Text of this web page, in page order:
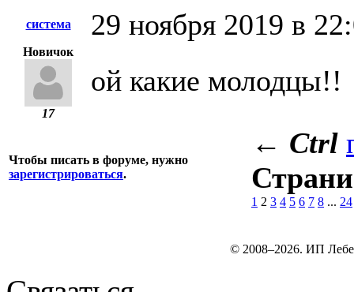
система 29 ноября 2019 в
Новичок
17
ой какие молодцы!!
Чтобы писать в форуме, нужно
зарегистрироваться.
← Ctrl
1 2 3 4 5 6 7 8 ... 24
© 2008–2026. ИП